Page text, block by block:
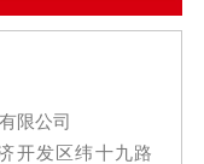
限公司
开发区纬十九路